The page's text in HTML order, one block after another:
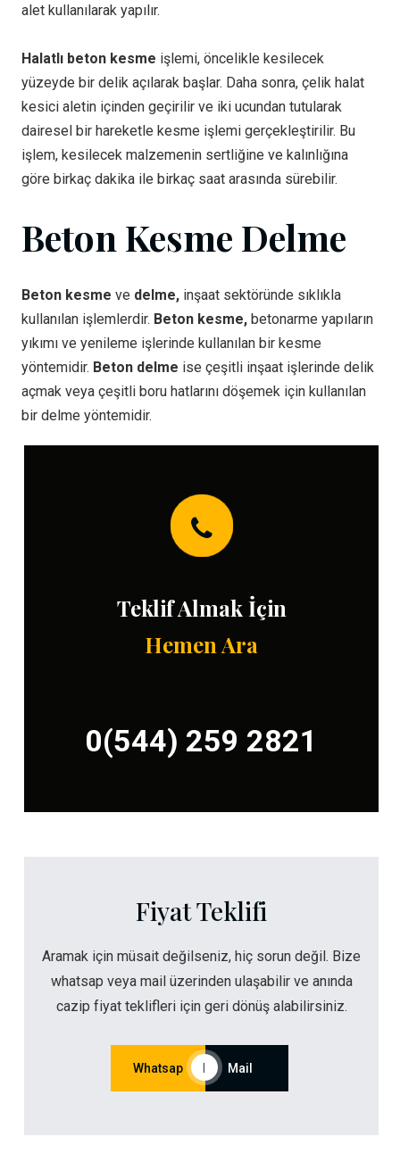
alet kullanılarak yapılır.
Halatlı beton kesme işlemi, öncelikle kesilecek
yüzeyde bir delik açılarak başlar. Daha sonra, çelik halat
kesici aletin içinden geçirilir ve iki ucundan tutularak
dairesel bir hareketle kesme işlemi gerçekleştirilir. Bu
işlem, kesilecek malzemenin sertliğine ve kalınlığına
göre birkaç dakika ile birkaç saat arasında sürebilir.
Beton Kesme Delme
Beton kesme ve delme, inşaat sektöründe sıklıkla
kullanılan işlemlerdir. Beton kesme, betonarme yapıların
yıkımı ve yenileme işlerinde kullanılan bir kesme
yöntemidir. Beton delme ise çeşitli inşaat işlerinde delik
açmak veya çeşitli boru hatlarını döşemek için kullanılan
bir delme yöntemidir.
Teklif Almak İçin
Hemen Ara
0(544) 259 2821
Fiyat Teklifi
Aramak için müsait değilseniz, hiç sorun değil. Bize
whatsap veya mail üzerinden ulaşabilir ve anında
cazip fiyat teklifleri için geri dönüş alabilirsiniz.
Whatsap Mail